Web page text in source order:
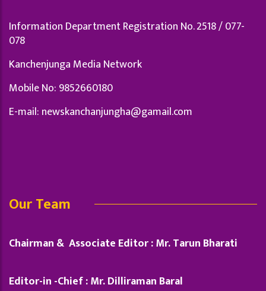
Information Department Registration No. 2518 / 077-
078
Kanchenjunga Media Network
Mobile No: 9852660180
E-mail: newskanchanjungha@gamail.com
Our Team
Chairman & Associate Editor : Mr. Tarun Bharati
Editor-in -Chief : Mr. Dilliraman Baral